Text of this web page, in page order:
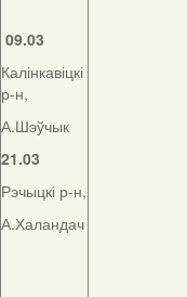
09.03
Калінкавіцкі
р-н,
А.Шэўчык
21.03
Рэчыцкі р-н,
А.Халандач